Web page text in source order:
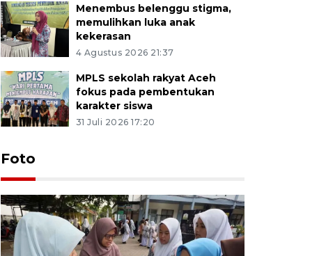
Menembus belenggu stigma,
memulihkan luka anak
kekerasan
4 Agustus 2026 21:37
MPLS sekolah rakyat Aceh
fokus pada pembentukan
karakter siswa
31 Juli 2026 17:20
Foto